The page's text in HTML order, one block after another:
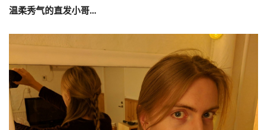
温柔秀气的直发小哥…